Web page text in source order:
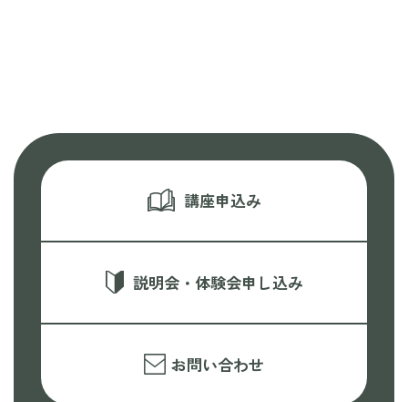
講座申込み
説明会・体験会申し込み
お問い合わせ